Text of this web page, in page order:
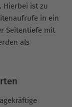
Hierbei ist zu
in ein
Seitentiefe mit
als